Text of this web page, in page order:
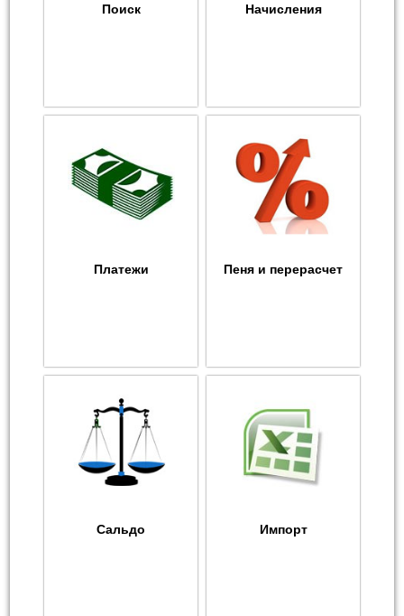
Поиск Начисления
Платежи Пеня и перерасчет
Сальдо Импорт